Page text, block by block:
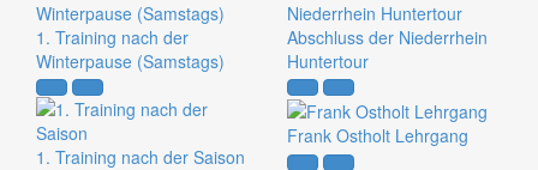
1. Training nach der
Winterpause (Samstags)
Abschluss der Niederrhein
Huntertour
1. Training nach der Saison
Frank Ostholt Lehrgang